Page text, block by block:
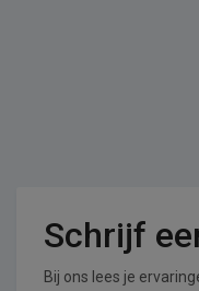
Schrijf
Bij ons lees je